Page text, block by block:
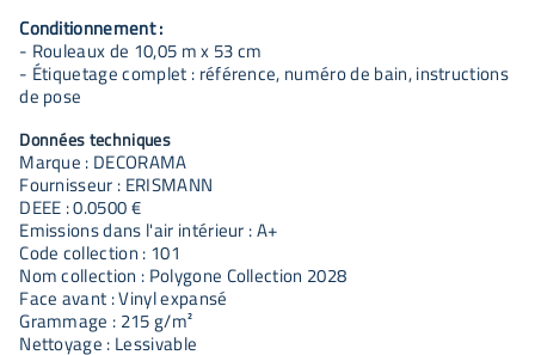
Conditionnement :
- Rouleaux de 10,05 m x 53 cm
- Étiquetage complet : référence, numéro de bain, instructions
de pose
Données techniques
Marque : DECORAMA
Fournisseur : ERISMANN
DEEE : 0.0500 €
Emissions dans l'air intérieur : A+
Code collection : 101
Nom collection : Polygone Collection 2028
Face avant : Vinyl expansé
Grammage : 215 g/m²
Nettoyage : Lessivable